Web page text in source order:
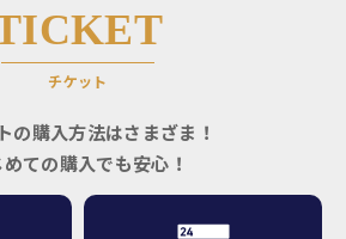
チケット
の購入方法はさまざま！
ての購入でも安心！